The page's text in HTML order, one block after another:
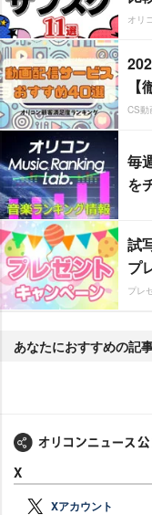
オリ
【
CS動
毎
を
試
プ
プレ
あなたにおすすめの記
X
Xアカウント